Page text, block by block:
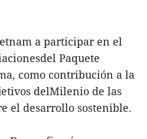
a participar en el
Paquete
como contribución a la
delMilenio de las
el desarrollo sostenible.